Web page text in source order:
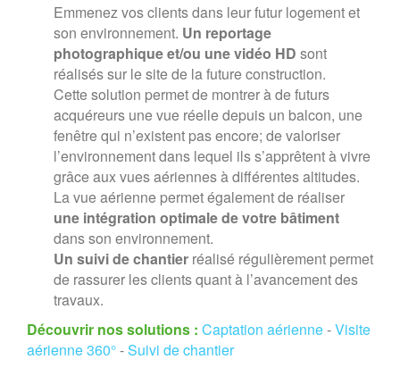
Emmenez vos clients dans leur futur logement et
son environnement. Un reportage
photographique et/ou une vidéo HD sont
réalisés sur le site de la future construction.
Cette solution permet de montrer à de futurs
acquéreurs une vue réelle depuis un balcon, une
fenêtre qui n’existent pas encore; de valoriser
l’environnement dans lequel ils s’apprêtent à vivre
grâce aux vues aériennes à différentes altitudes.
La vue aérienne permet également de réaliser
une intégration optimale de votre bâtiment
dans son environnement.
Un suivi de chantier réalisé régulièrement permet
de rassurer les clients quant à l’avancement des
travaux.
Découvrir nos solutions : Captation aérienne-Visite
aérienne 360°-Suivi de chantier